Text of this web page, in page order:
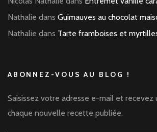
Nathalie dans Guimauves au chocolat
Nathalie dans Tarte framboises et
ABONNEZ-VOUS AU BLOG !
Saisissez votre adresse e-mail et
chaque nouvelle recette publiée.